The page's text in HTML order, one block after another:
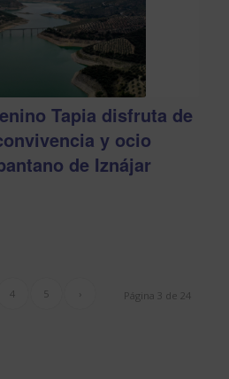
Tapia disfruta de
y ocio
de Iznájar
Página 3 de 24
4 5